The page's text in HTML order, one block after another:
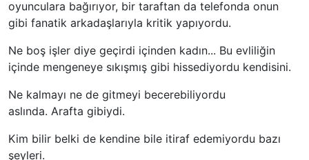
oyunculara bağırıyor, bir taraftan da telefonda onun
gibi fanatik arkadaşlarıyla kritik yapıyordu.
Ne boş işler diye geçirdi içinden kadın... Bu evliliğin
içinde mengeneye sıkışmış gibi hissediyordu kendisini.
Ne kalmayı ne de gitmeyi becerebiliyordu
aslında. Arafta gibiydi.
Kim bilir belki de kendine bile itiraf edemiyordu bazı
şeyleri.